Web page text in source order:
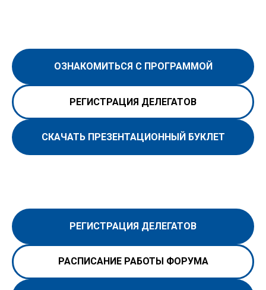
ОЗНАКОМИТЬСЯ С ПРОГРАММОЙ
РЕГИСТРАЦИЯ ДЕЛЕГАТОВ
СКАЧАТЬ ПРЕЗЕНТАЦИОННЫЙ БУКЛЕТ
РЕГИСТРАЦИЯ ДЕЛЕГАТОВ
РАСПИСАНИЕ РАБОТЫ ФОРУМА